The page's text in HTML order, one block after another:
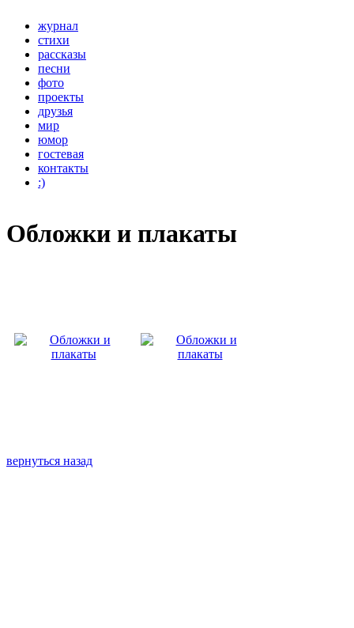
журнал
стихи
рассказы
песни
фото
проекты
друзья
мир
юмор
гостевая
контакты
:)
Обложки и плакаты
вернуться назад